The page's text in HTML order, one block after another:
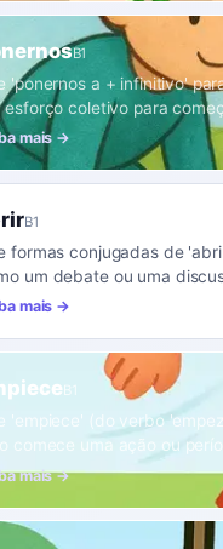
B1
'ponernos a + infinitivo'
esforço coletivo para
mais →
B1
formas conjugadas de
um debate ou uma
mais →
B1
'empiece' (do verbo
comece uma ação ou
mais →